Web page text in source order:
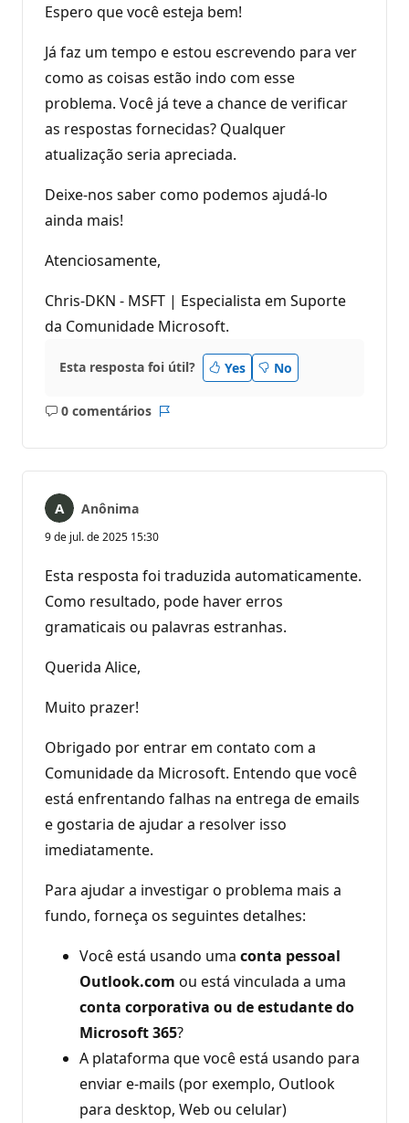
Espero que você esteja bem!
Já faz um tempo e estou escrevendo para ver
como as coisas estão indo com esse
problema. Você já teve a chance de verificar
as respostas fornecidas? Qualquer
atualização seria apreciada.
Deixe-nos saber como podemos ajudá-lo
ainda mais!
Atenciosamente,
Chris-DKN - MSFT | Especialista em Suporte
da Comunidade Microsoft.
Esta resposta foi útil? Yes No
0 comentários
Sem
Anônima
9 de jul. de 2025 15:30
Esta resposta foi traduzida automaticamente.
Como resultado, pode haver erros
gramaticais ou palavras estranhas.
Querida Alice,
Muito prazer!
Obrigado por entrar em contato com a
Comunidade da Microsoft. Entendo que você
está enfrentando falhas na entrega de emails
e gostaria de ajudar a resolver isso
imediatamente.
Para ajudar a investigar o problema mais a
fundo, forneça os seguintes detalhes:
Você está usando uma conta pessoal
Outlook.com ou está vinculada a uma
conta corporativa ou de estudante do
Microsoft 365?
A plataforma que você está usando para
enviar e-mails (por exemplo, Outlook
para desktop, Web ou celular)